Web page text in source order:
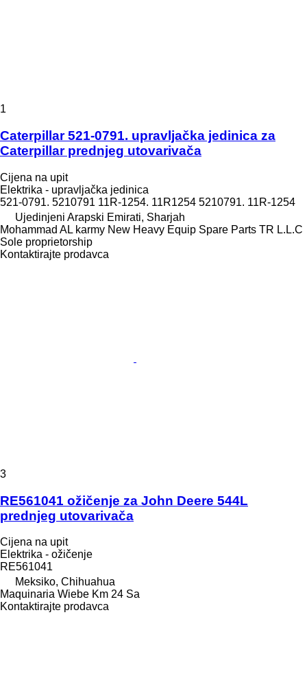
1
Caterpillar 521-0791. upravljačka jedinica za
Caterpillar prednjeg utovarivača
Cijena na upit
Elektrika - upravljačka jedinica
521-0791. 5210791 11R-1254. 11R1254 5210791. 11R-1254
Ujedinjeni Arapski Emirati, Sharjah
Mohammad AL karmy New Heavy Equip Spare Parts TR L.L.C
Sole proprietorship
Kontaktirajte prodavca
3
RE561041 ožičenje za John Deere 544L
prednjeg utovarivača
Cijena na upit
Elektrika - ožičenje
RE561041
Meksiko, Chihuahua
Maquinaria Wiebe Km 24 Sa
Kontaktirajte prodavca